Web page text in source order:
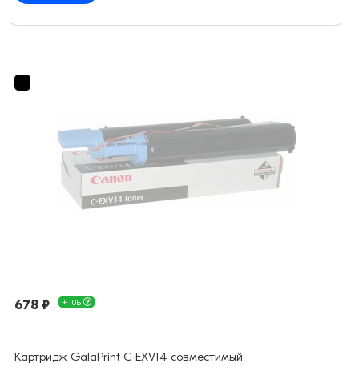
678 ₽ + 10Б
Картридж GalaPrint C-EXV14 совместимый